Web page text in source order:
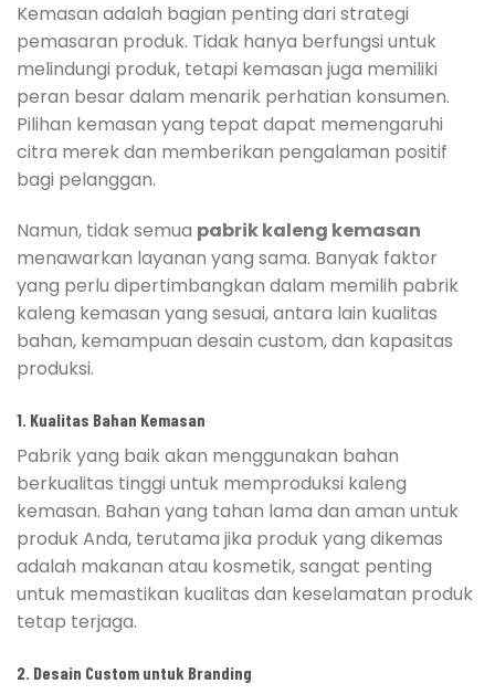
Kemasan adalah bagian penting dari strategi
pemasaran produk. Tidak hanya berfungsi untuk
melindungi produk, tetapi kemasan juga memiliki
peran besar dalam menarik perhatian konsumen.
Pilihan kemasan yang tepat dapat memengaruhi
citra merek dan memberikan pengalaman positif
bagi pelanggan.
Namun, tidak semua pabrik kaleng kemasan
menawarkan layanan yang sama. Banyak faktor
yang perlu dipertimbangkan dalam memilih pabrik
kaleng kemasan yang sesuai, antara lain kualitas
bahan, kemampuan desain custom, dan kapasitas
produksi.
1. Kualitas Bahan Kemasan
Pabrik yang baik akan menggunakan bahan
berkualitas tinggi untuk memproduksi kaleng
kemasan. Bahan yang tahan lama dan aman untuk
produk Anda, terutama jika produk yang dikemas
adalah makanan atau kosmetik, sangat penting
untuk memastikan kualitas dan keselamatan produk
tetap terjaga.
2. Desain Custom untuk Branding